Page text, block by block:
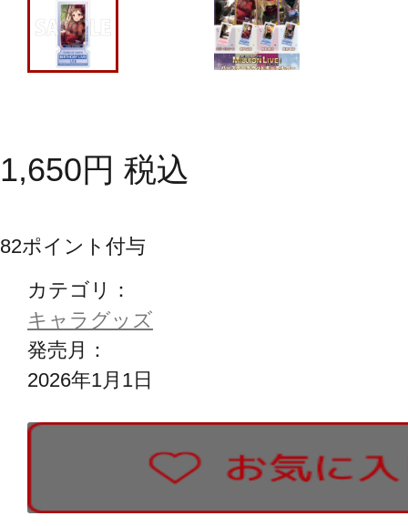
1,650円 税込
82ポイント付与
カテゴリ：
キャラグッズ
発売月：
2026年1月1日